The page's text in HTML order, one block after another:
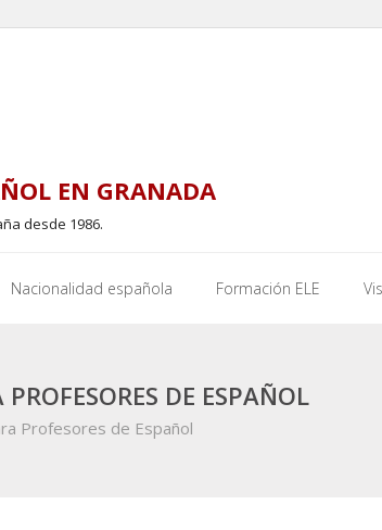
EN GRANADA
desde 1986.
Nacionalidad española Formación ELE
DE ESPAÑOL
Profesores de Español